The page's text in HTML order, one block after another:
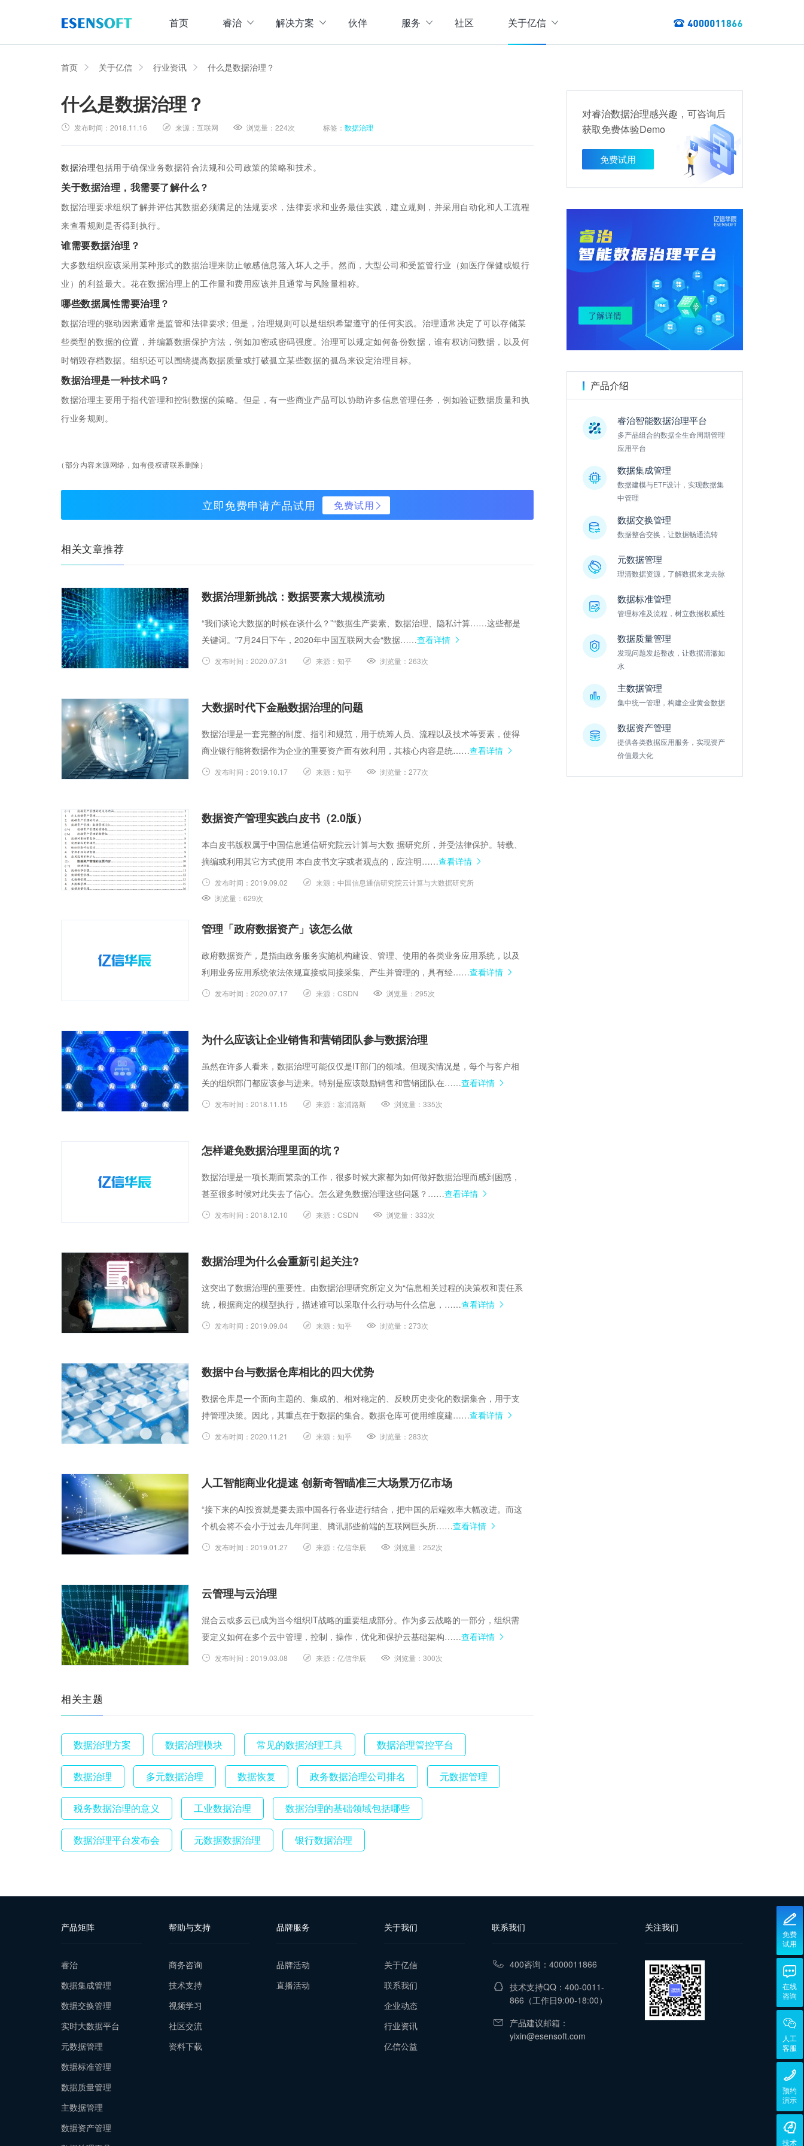
首页 睿治
睿治智能数据治理平台
数据采集
数据集成管理
数据建模与ETF设计，实现数据集中
数据交换管理
实时计算存储
企业级实时大数据管理，支撑实时决
理清数据资源，了解数据来龙去脉
数据质量管理
集中统一管理，构建企业黄金数据
数据服务
数据资产管理
提供各类数据应用服务，实现资产价
值最大化
解决方案
数据治理全域解决方案
大数据治理方案
从采、存、管、用四大方面构建数据治理体系，实现数字化经营
大数据资产管理方案
集数据集成、数据治理、资产规划开发、资产运营等场景应用于一体
主数据管理方案
主数据全生命周期管理，保障主数据一致性、权威性、共享性，提高企业运营效率
数据标准化及质量管控方案
集元数据采集和规整、数据标准建立与评估、数据质量管控与跟踪等场景应用于一体
以元数据管理摸清家底，以资产编目盘点数据资产，提供数据服务
指标体系建设方案
面向业务和技术提供指标管理指标分析等服务的指标统一管理平台
集数据采集补录、数据ETL建模、数据实时存储、数据分析展现等应用场景于一体
涵盖数据存储、数据集成、数据交换、数据共享等方面，为企业用户提供云原生仓湖一
体解决方案
伙伴 服务 社区 关于亿信
首页 关于亿信 行业资讯 什么是数据治理？
什么是数据治理？
发布时间： 2018.11.16 来源： 互联网 浏览量： 224次 标签： 数据治理
数据治理包括用于确保业务数据符合法规和公司政策的策略和技术。
关于数据治理，我需要了解什么？
数据治理要求组织了解并评估其数据必须满足的法规要求，法律要求和业务最佳实践，建立规则，并采用自动化和人工流程
来查看规则是否得到执行。
谁需要数据治理？
大多数组织应该采用某种形式的数据治理来防止敏感信息落入坏人之手。然而，大型公司和受监管行业（如医疗保健或银行
业）的利益最大。花在数据治理上的工作量和费用应该并且通常与风险量相称。
哪些数据属性需要治理？
数据治理的驱动因素通常是监管和法律要求; 但是，治理规则可以是组织希望遵守的任何实践。治理通常决定了可以存储某
些类型的数据的位置，并编纂数据保护方法，例如加密或密码强度。治理可以规定如何备份数据，谁有权访问数据，以及何
时销毁存档数据。组织还可以围绕提高数据质量或打破孤立某些数据的孤岛来设定治理目标。
数据治理是一种技术吗？
数据治理主要用于指代管理和控制数据的策略。但是，有一些商业产品可以协助许多信息管理任务，例如验证数据质量和执
行业务规则。
（部分内容来源网络，如有侵权请联系删除）
立即免费申请产品试用 免费试用
相关文章推荐
数据治理新挑战：数据要素大规模流动
“我们谈论大数据的时候在谈什么？”“数据生产要素、数据治理、隐私计算……这些都是
关键词。”7月24日下午，2020年中国互联网大会“数据……查看详情
发布时间： 2020.07.31 来源： 知乎 浏览量： 263次
大数据时代下金融数据治理的问题
数据治理是一套完整的制度、指引和规范，用于统筹人员、流程以及技术等要素，使得
商业银行能将数据作为企业的重要资产而有效利用，其核心内容是统……查看详情
发布时间： 2019.10.17 来源： 知乎 浏览量： 277次
数据资产管理实践白皮书（2.0版）
本白皮书版权属于中国信息通信研究院云计算与大数 据研究所，并受法律保护。转载、
摘编或利用其它方式使用 本白皮书文字或者观点的，应注明……查看详情
发布时间： 2019.09.02 来源： 中国信息通信研究院云计算与大数据研究所
浏览量： 629次
管理「政府数据资产」该怎么做
政府数据资产，是指由政务服务实施机构建设、管理、使用的各类业务应用系统，以及
利用业务应用系统依法依规直接或间接采集、产生并管理的，具有经……查看详情
发布时间： 2020.07.17 来源： CSDN 浏览量： 295次
为什么应该让企业销售和营销团队参与数据治理
虽然在许多人看来，数据治理可能仅仅是IT部门的领域。但现实情况是，每个与客户相
关的组织部门都应该参与进来。特别是应该鼓励销售和营销团队在……查看详情
发布时间： 2018.11.15 来源： 塞浦路斯 浏览量： 335次
怎样避免数据治理里面的坑？
数据治理是一项长期而繁杂的工作，很多时候大家都为如何做好数据治理而感到困惑，
甚至很多时候对此失去了信心。怎么避免数据治理这些问题？……查看详情
发布时间： 2018.12.10 来源： CSDN 浏览量： 333次
数据治理为什么会重新引起关注?
这突出了数据治理的重要性。由数据治理研究所定义为“信息相关过程的决策权和责任系
统，根据商定的模型执行，描述谁可以采取什么行动与什么信息，……查看详情
发布时间： 2019.09.04 来源： 知乎 浏览量： 273次
数据中台与数据仓库相比的四大优势
数据仓库是一个面向主题的、集成的、相对稳定的、反映历史变化的数据集合，用于支
持管理决策。因此，其重点在于数据的集合。数据仓库可使用维度建……查看详情
发布时间： 2020.11.21 来源： 知乎 浏览量： 283次
人工智能商业化提速 创新奇智瞄准三大场景万亿市场
“接下来的AI投资就是要去跟中国各行各业进行结合，把中国的后端效率大幅改进。而这
个机会将不会小于过去几年阿里、腾讯那些前端的互联网巨头所……查看详情
发布时间： 2019.01.27 来源： 亿信华辰 浏览量： 252次
云管理与云治理
混合云或多云已成为当今组织IT战略的重要组成部分。作为多云战略的一部分，组织需
要定义如何在多个云中管理，控制，操作，优化和保护云基础架构……查看详情
发布时间： 2019.03.08 来源： 亿信华辰 浏览量： 300次
相关主题
数据治理方案 数据治理模块 常见的数据治理工具 数据治理管控平台
数据治理 多元数据治理 数据恢复 政务数据治理公司排名 元数据管理
税务数据治理的意义 工业数据治理 数据治理的基础领域包括哪些
数据治理平台发布会 元数据数据治理 银行数据治理
对睿治数据治理感兴趣，可咨询后
获取免费体验Demo
免费试用
产品介绍
睿治智能数据治理平台
多产品组合的数据全生命周期管理
应用平台
数据集成管理
数据建模与ETF设计，实现数据集
中管理
数据交换管理
数据整合交换，让数据畅通流转
元数据管理
理清数据资源，了解数据来龙去脉
数据标准管理
管理标准及流程，树立数据权威性
数据质量管理
发现问题发起整改，让数据清澈如
水
主数据管理
集中统一管理，构建企业黄金数据
数据资产管理
提供各类数据应用服务，实现资产
价值最大化
产品矩阵
睿治
数据集成管理
数据交换管理
实时大数据平台
元数据管理
数据标准管理
数据质量管理
主数据管理
数据资产管理
帮助与支持
商务咨询
技术支持
视频学习
社区交流
资料下载
品牌服务
品牌活动
直播活动
关于我们
关于亿信
联系我们
企业动态
行业资讯
亿信公益
联系我们
400咨询：4000011866
技术支持QQ：400-0011-
866 （工作日9:00-18:00）
产品建议邮箱：
yixin@esensoft.com
关注我们
免费
试用
在线
咨询
人工
客服
预约
演示
技术